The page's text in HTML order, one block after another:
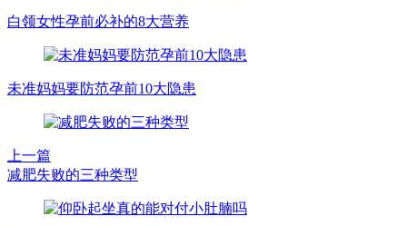
白领女性孕前必补的8大营养
未准妈妈要防范孕前10大隐患
上一篇
减肥失败的三种类型